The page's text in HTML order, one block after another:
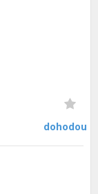
dohodou